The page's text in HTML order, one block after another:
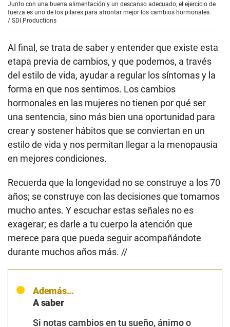
Junto con una buena alimentación y un descanso adecuado, el ejercicio de
fuerza es uno de los pilares para afrontar mejor los cambios hormonales.
/ SDI Productions
Al final, se trata de saber y entender que existe esta
etapa previa de cambios, y que podemos, a través
del estilo de vida, ayudar a regular los síntomas y la
forma en que nos sentimos. Los cambios
hormonales en las mujeres no tienen por qué ser
una sentencia, sino más bien una oportunidad para
crear y sostener hábitos que se conviertan en un
estilo de vida y nos permitan llegar a la menopausia
en mejores condiciones.
Recuerda que la longevidad no se construye a los 70
años; se construye con las decisiones que tomamos
mucho antes. Y escuchar estas señales no es
exagerar; es darle a tu cuerpo la atención que
merece para que pueda seguir acompañándote
durante muchos años más. //
Además…
A saber
Si notas cambios en tu sueño, ánimo o